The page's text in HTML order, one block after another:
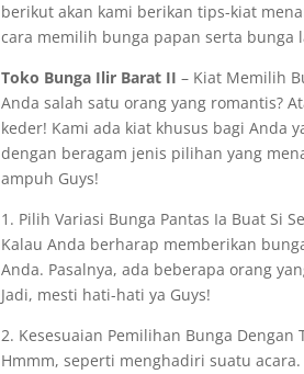
berikut akan kami berikan tips-kiat
cara memilih bunga papan serta bunga
Toko Bunga Ilir Barat II – Kiat Memilih
Anda salah satu orang yang romantis?
keder! Kami ada kiat khusus bagi
dengan beragam jenis pilihan yang
ampuh Guys!
1. Pilih Variasi Bunga Pantas Ia Buat Si
Kalau Anda berharap memberikan
Anda. Pasalnya, ada beberapa orang
Jadi, mesti hati-hati ya Guys!
2. Kesesuaian Pemilihan Bunga Dengan
Hmmm, seperti menghadiri suatu